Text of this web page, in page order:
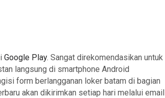
Google Play. Sangat direkomendasikan untuk
langsung di smartphone Android
form berlangganan loker batam di bagian
akan dikirimkan setiap hari melalui email